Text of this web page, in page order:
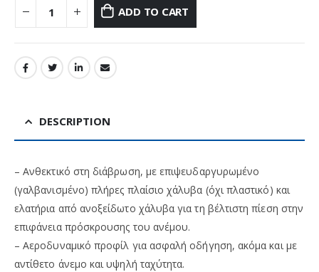
ADD TO CART
DESCRIPTION
– Ανθεκτικό στη διάβρωση, με επιψευδαργυρωμένο
(γαλβανισμένο) πλήρες πλαίσιο χάλυβα (όχι πλαστικό) και
ελατήρια από ανοξείδωτο χάλυβα για τη βέλτιστη πίεση στην
επιφάνεια πρόσκρουσης του ανέμου.
– Αεροδυναμικό προφίλ για ασφαλή οδήγηση, ακόμα και με
αντίθετο άνεμο και υψηλή ταχύτητα.